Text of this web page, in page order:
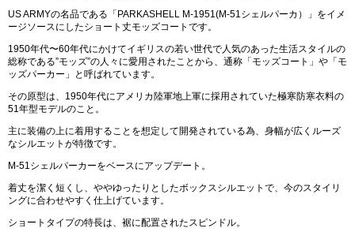
US ARMYの名品である「PARKASHELL M-1951(M-51シェルパーカ）」をイメ
ージソースにしたショート丈モッズコートです。
1950年代〜60年代にかけてイギリスの若い世代で人気のあった生活スタイルの
総称である”モッズ”の人々に愛用されたことから、通称「モッズコート」や「モ
ッズパーカー」と呼ばれています。
その原型は、1950年代にアメリカ陸軍地上軍に採用されていた極寒防寒衣料の
51年型モデルのこと。
主に装備の上に着用することを想定して開発されている為、身幅が広くルーズ
なシルエットが特徴です。
M-51シェルパーカーをベースにアップデート。
着丈を潔く短くし、ややゆったりとしたボックスシルエットで、今のスタイリ
ングに合わせやすく仕上げています。
ショートタイプの特長は、裾に配置されたスピンドル。